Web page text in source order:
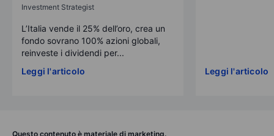
Investment Strategist
L’Italia vende il 25% dell’oro, crea un
fondo sovrano 100% azioni globali,
reinveste i dividendi per...
Leggi l'articolo
Leggi l'articolo
Questo contenuto è materiale di marketing.